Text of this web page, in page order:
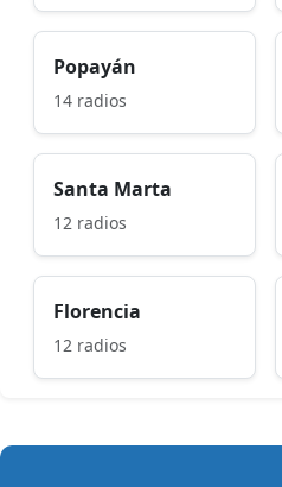
Popayán
14 radios
Santa Marta
12 radios
Florencia
12 radios